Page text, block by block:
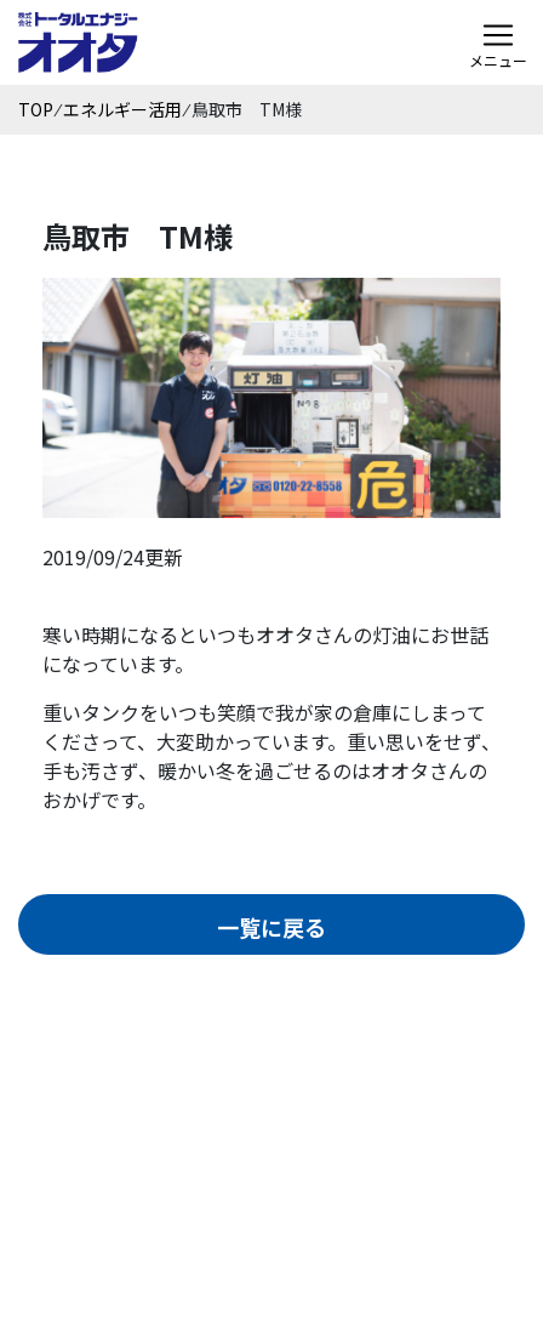
メニュー
TOP⁄エネルギー活用⁄鳥取市 TM様
鳥取市 TM様
2019/09/24更新
寒い時期になるといつもオオタさんの灯油にお世話
になっています。
重いタンクをいつも笑顔で我が家の倉庫にしまって
くださって、大変助かっています。重い思いをせず、
手も汚さず、暖かい冬を過ごせるのはオオタさんの
おかげです。
一覧に戻る